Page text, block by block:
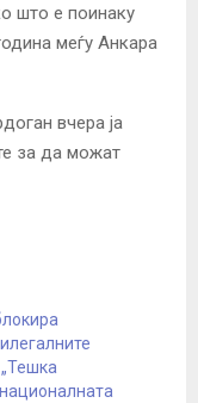
што е поинаку
меѓу Анкара
вчера ја
за да можат